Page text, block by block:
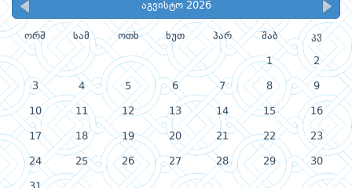
აგვისტო 2026
ორშ სამ ოთხ ხუთ პარ შაბ კვ
1 2
3 4 5 6 7 8 9
10 11 12 13 14 15 16
17 18 19 20 21 22 23
24 25 26 27 28 29 30